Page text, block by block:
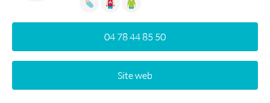
04 78 44 85 50
Site web